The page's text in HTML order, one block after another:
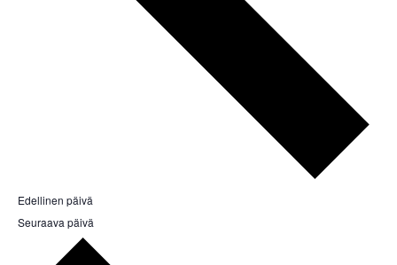
Edellinen päivä
Seuraava päivä